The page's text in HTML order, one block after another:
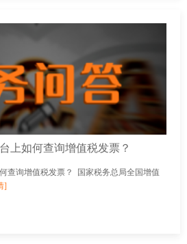
上如何查询增值税发票？
查询增值税发票？ 国家税务总局全国增值
]